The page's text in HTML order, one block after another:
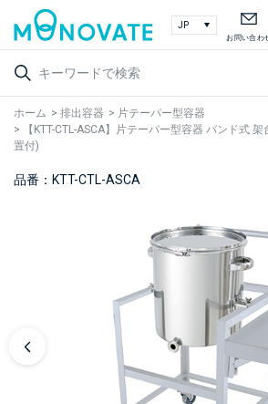
お問い合わ
ホーム > 排出容器 > 片テーパー型容器
>
【KTT-CTL-ASCA】片テーパー型容器 バンド式
置付)
品番：KTT-CTL-ASCA